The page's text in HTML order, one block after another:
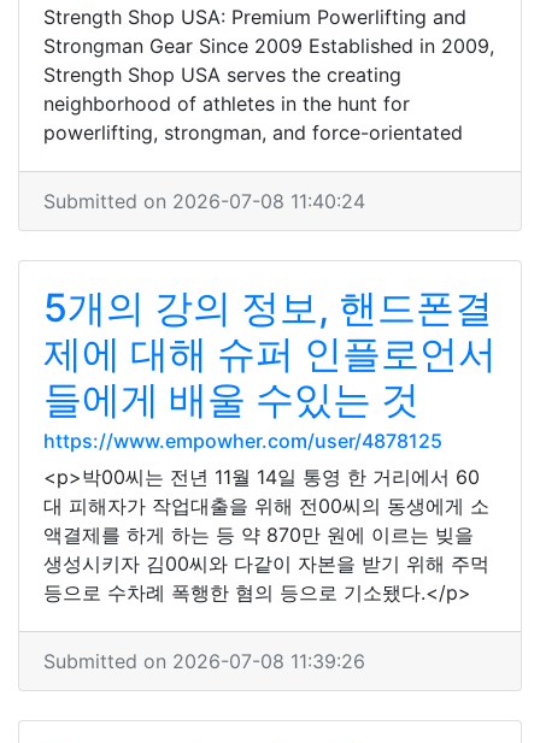
Strength Shop USA: Premium Powerlifting and
Strongman Gear Since 2009 Established in 2009,
Strength Shop USA serves the creating
neighborhood of athletes in the hunt for
powerlifting, strongman, and force-orientated
Submitted on 2026-07-08 11:40:24
5개의 강의 정보, 핸드폰결
제에 대해 슈퍼 인플로언서
들에게 배울 수있는 것
https://www.empowher.com/user/4878125
<p>박00씨는 전년 11월 14일 통영 한 거리에서 60
대 피해자가 작업대출을 위해 전00씨의 동생에게 소
액결제를 하게 하는 등 약 870만 원에 이르는 빚을
생성시키자 김00씨와 다같이 자본을 받기 위해 주먹
등으로 수차례 폭행한 혐의 등으로 기소됐다.</p>
Submitted on 2026-07-08 11:39:26